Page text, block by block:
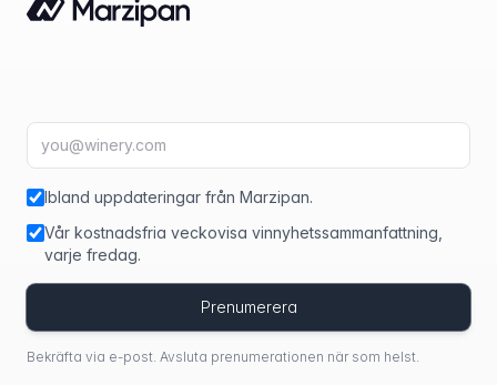
E-postadress
Ibland uppdateringar från Marzipan.
Vår kostnadsfria veckovisa vinnyhetssammanfattning,
varje fredag.
Prenumerera
Bekräfta via e-post. Avsluta prenumerationen när som helst.